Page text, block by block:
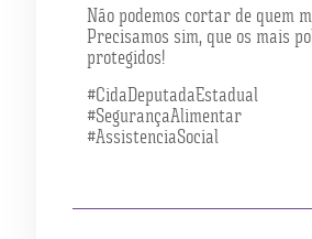
Não podemos cortar de quem
Precisamos sim, que os mais
protegidos!
#CidaDeputadaEstadual
#SegurançaAlimentar
#AssistenciaSocial